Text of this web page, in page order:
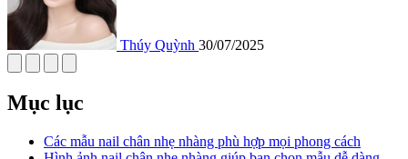
Thúy Quỳnh 30/07/2025
Mục lục
Các mẫu nail chân nhẹ nhàng phù hợp mọi phong cách